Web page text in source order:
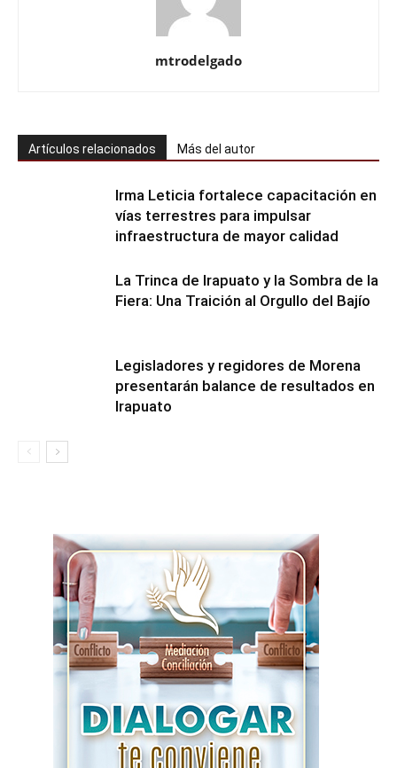
mtrodelgado
Artículos relacionados Más del autor
Irma Leticia fortalece capacitación en
vías terrestres para impulsar
infraestructura de mayor calidad
​La Trinca de Irapuato y la Sombra de la
Fiera: Una Traición al Orgullo del Bajío
Legisladores y regidores de Morena
presentarán balance de resultados en
Irapuato